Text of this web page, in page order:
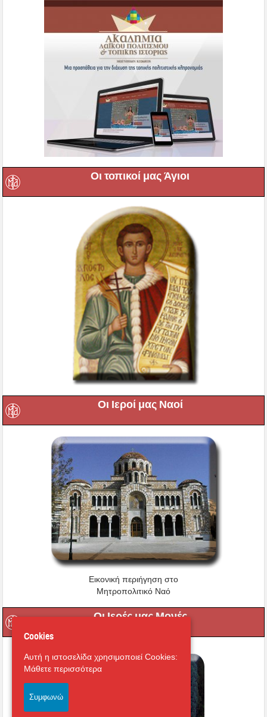
Οι τοπικοί μας Άγιοι
Οι Ιεροί μας Ναοί
Εικονική περιήγηση στο
Μητροπολιτικό Ναό
Οι Ιερές μας Μονές
Cookies
Αυτή η ιστοσελίδα χρησιμοποιεί Cookies:
Μάθετε περισσότερα
Συμφωνώ